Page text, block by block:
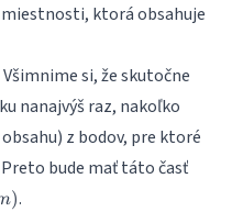
ktorá obsahuje
si, že skutočne
nanajvýš raz, nakoľko
z bodov, pre ktoré
bude mať táto časť
).